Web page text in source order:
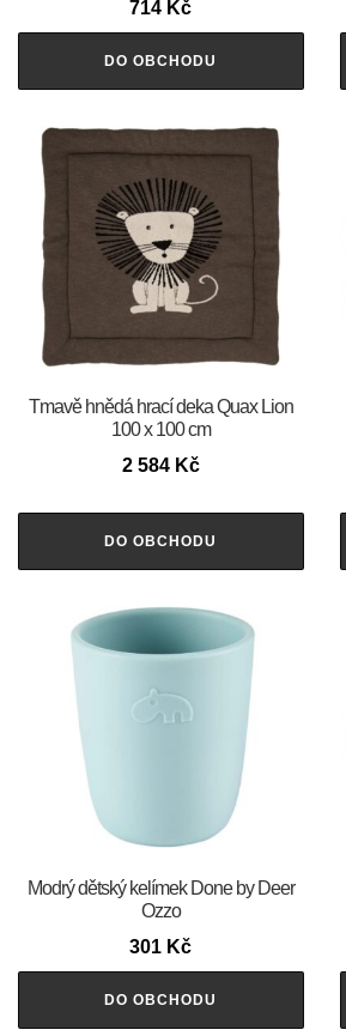
714 Kč
DO OBCHODU
Tmavě hnědá hrací deka Quax Lion
100 x 100 cm
2 584 Kč
DO OBCHODU
Modrý dětský kelímek Done by Deer
Ozzo
301 Kč
DO OBCHODU